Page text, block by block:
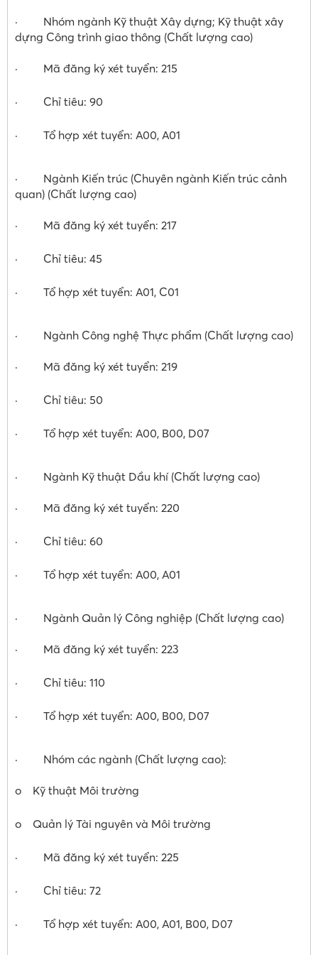
· Nhóm ngành Kỹ thuật Xây dựng; Kỹ thuật xây
dựng Công trình giao thông (Chất lượng cao)
· Mã đăng ký xét tuyển: 215
· Chỉ tiêu: 90
· Tổ hợp xét tuyển: A00, A01
· Ngành Kiến trúc (Chuyên ngành Kiến trúc cảnh
quan) (Chất lượng cao)
· Mã đăng ký xét tuyển: 217
· Chỉ tiêu: 45
· Tổ hợp xét tuyển: A01, C01
· Ngành Công nghệ Thực phẩm (Chất lượng cao)
· Mã đăng ký xét tuyển: 219
· Chỉ tiêu: 50
· Tổ hợp xét tuyển: A00, B00, D07
· Ngành Kỹ thuật Dầu khí (Chất lượng cao)
· Mã đăng ký xét tuyển: 220
· Chỉ tiêu: 60
· Tổ hợp xét tuyển: A00, A01
· Ngành Quản lý Công nghiệp (Chất lượng cao)
· Mã đăng ký xét tuyển: 223
· Chỉ tiêu: 110
· Tổ hợp xét tuyển: A00, B00, D07
· Nhóm các ngành (Chất lượng cao):
o Kỹ thuật Môi trường
o Quản lý Tài nguyên và Môi trường
· Mã đăng ký xét tuyển: 225
· Chỉ tiêu: 72
· Tổ hợp xét tuyển: A00, A01, B00, D07